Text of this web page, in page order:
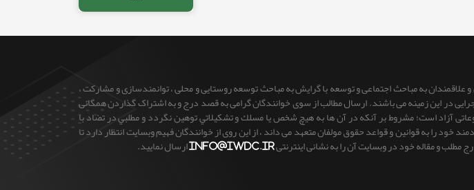
به مباحث اجتماعی و توسعه با گرایش به مباحث توسعه روستایی و محلی ، توانمندسازی و مشارکت ،
در این زمینه می باشند. ارسال مطالب از سوی خوانندگان گرامی به قصد درج و به اشتراک گذاردن همگانی
آزاد است؛ مشروط بر آنكه در آن ها به هيچ شخص يا مسلك و تشكيلاتي توهين نگردد و مطلبي در تضاد با
را به قوانین و قواعد حقوق مولفان متعهد می داند ، از این روی از خوانندگان فهیم وبسایت انتظار دارد تا
مطلب و مقاله خود در وبسایت آن را به نشانی اینترنتیinfo@iwdc.irارسال نمایید.